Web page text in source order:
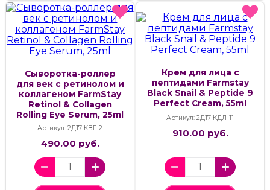
Cыворотка-роллер
для век с ретинолом и
коллагеном FarmStay
Retinol & Collagen
Rolling Eye Serum, 25ml
Артикул: 2Д17-КВГ-2
490.00 руб.
Крем для лица с
пептидами Farmstay
Black Snail & Peptide 9
Perfect Cream, 55ml
Артикул: 2Д17-КДЛ-11
910.00 руб.